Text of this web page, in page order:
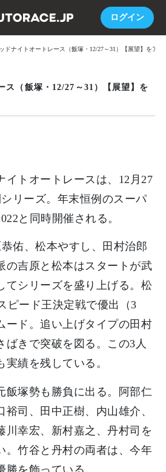
ログイン
ドナイトオートレース（飯塚・12/27～31）【展望】をア
ス（飯塚・12/27～31）【展望】を
イトオートレースは、12月27
リーズ。年末恒例のスーパ
と同時開催される。
佑、松本やすし、田村治郎
の吉原と松本はスタートが武
てシリーズを盛り上げる。松
ピード王決定戦で優出（3
ード。追い上げタイプの田村
ばきで突破を図る。この3人
績を残している。
飯塚勢も勝負に出る。阿部仁
司、田中正樹、内山雄介、
川幸宏、新村嘉之、丹村司を
。竹谷と丹村の両者は、今年
を飾っている。